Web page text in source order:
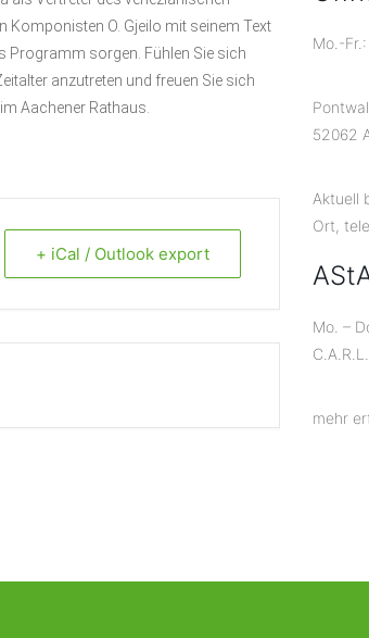
O. Gjeilo mit seinem Text
Programm sorgen. Fühlen Sie sich
anzutreten und freuen Sie sich
Aachener Rathaus.
+ iCal / Outlook export
Mo.-
52062
Aktuell
Ort,
Mo. –
mehr